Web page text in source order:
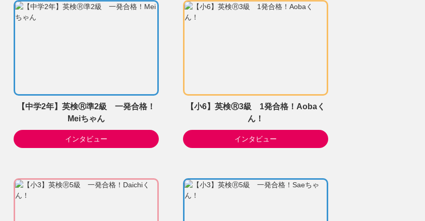
【中学2年】英検Ⓡ準2級 一発合格！
Meiちゃん
インタビュー
【小6】英検Ⓡ3級 1発合格！Aobaく
ん！
インタビュー